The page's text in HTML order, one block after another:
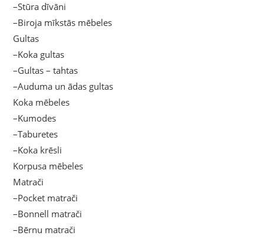
–Stūra dīvāni
–Biroja mīkstās mēbeles
Gultas
–Koka gultas
–Gultas – tahtas
–Auduma un ādas gultas
Koka mēbeles
–Kumodes
–Taburetes
–Koka krēsli
Korpusa mēbeles
Matrači
–Pocket matrači
–Bonnell matrači
–Bērnu matrači